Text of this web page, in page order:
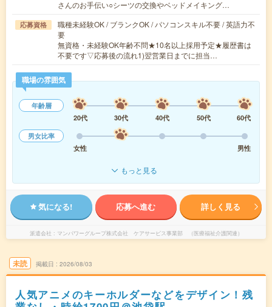
さんのお手伝い○シーツの交換やベッドメイキング…
応募資格
職種未経験OK / ブランクOK / パソコンスキル不要 / 英語力不
要
無資格・未経験OK年齢不問★10名以上採用予定★履歴書は
不要です▽応募後の流れ1)翌営業日までに担当…
職場の雰囲気
年齢層
20代
30代 40代 50代
60代
男女比率
女性
男性
もっと見る
気になる! 応募へ進む 詳しく見る
派遣会社 マンパワーグループ株式会社 ケアサービス事業部 （医療福祉介護関連）
未読 掲載日 2026/08/03
人気アニメのキーホルダーなどをデザイン！残